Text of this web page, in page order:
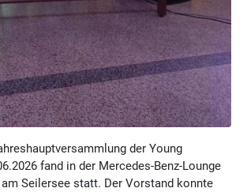
der Young
fand in der Mercedes-Benz-Lounge
Seilersee statt. Der Vorstand konnte